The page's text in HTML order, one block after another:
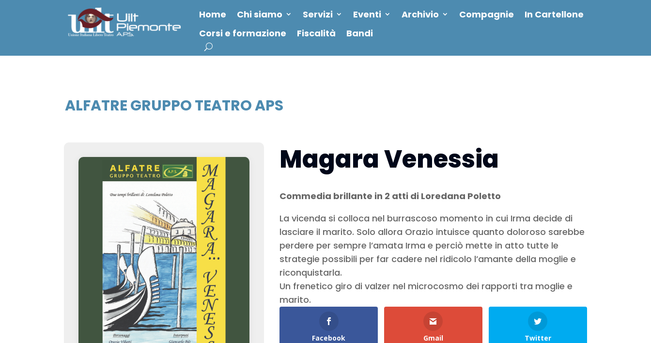
Home Chi siamo Servizi Eventi Archivio Compagnie
In Cartellone
Corsi e formazione
Fiscalità Bandi
ALFATRE GRUPPO TEATRO APS
Magara Venessia
Commedia brillante in 2 atti di Loredana Poletto
La vicenda si colloca nel burrascoso momento in cui Irma decide di
lasciare il marito. Solo allora Orazio intuisce quanto doloroso sarebbe
perdere per sempre l’amata Irma e perciò mette in atto tutte le
strategie possibili per far cadere nel ridicolo l’amante della moglie e
riconquistarla.
Un frenetico giro di valzer nel microcosmo dei rapporti tra moglie e
marito.
Facebook Gmail Twitter